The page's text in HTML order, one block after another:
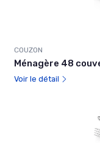
COUZON
Ménagère 48
Voir le détail